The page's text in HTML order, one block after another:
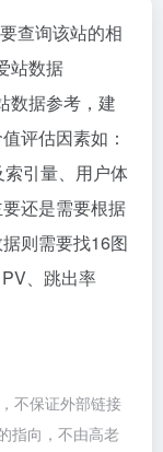
查询该站的相
站数据
数据参考，建
评估因素如：
引量、用户体
还是需要根据
则需要找16图
、跳出率
不保证外部链接
指向，不由高老